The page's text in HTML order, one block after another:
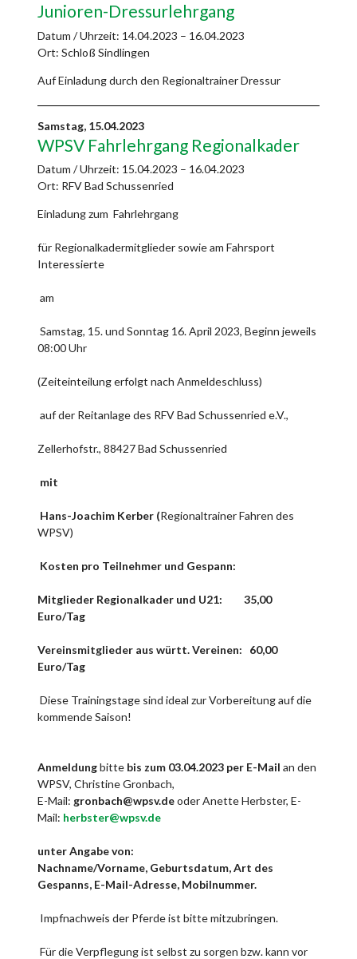
Junioren-Dressurlehrgang
Datum / Uhrzeit: 14.04.2023 – 16.04.2023
Ort: Schloß Sindlingen
Auf Einladung durch den Regionaltrainer Dressur
Samstag, 15.04.2023
WPSV Fahrlehrgang Regionalkader
Datum / Uhrzeit: 15.04.2023 – 16.04.2023
Ort: RFV Bad Schussenried
Einladung zum Fahrlehrgang
für Regionalkadermitglieder sowie am Fahrsport
Interessierte
am
Samstag, 15. und Sonntag 16. April 2023, Beginn jeweils
08:00 Uhr
(Zeiteinteilung erfolgt nach Anmeldeschluss)
auf der Reitanlage des RFV Bad Schussenried e.V.,
Zellerhofstr., 88427 Bad Schussenried
mit
Hans-Joachim Kerber (Regionaltrainer Fahren des
WPSV)
Kosten pro Teilnehmer und Gespann:
Mitglieder Regionalkader und U21: 35,00
Euro/Tag
Vereinsmitglieder aus württ. Vereinen: 60,00
Euro/Tag
Diese Trainingstage sind ideal zur Vorbereitung auf die
kommende Saison!
Anmeldungbitte bis zum 03.04.2023 per E-Mail an den
WPSV, Christine Gronbach,
E-Mail: gronbach@wpsv.deoder Anette Herbster, E-
Mail: herbster@wpsv.de
unter Angabe von:
Nachname/Vorname, Geburtsdatum, Art des
Gespanns, E-Mail-Adresse, Mobilnummer.
Impfnachweis der Pferde ist bitte mitzubringen.
Für die Verpflegung ist selbst zu sorgen bzw. kann vor